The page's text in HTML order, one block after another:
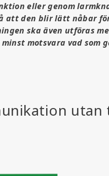
eller genom
att den blir lätt nåbar
ska även utföras
motsvara vad
utan